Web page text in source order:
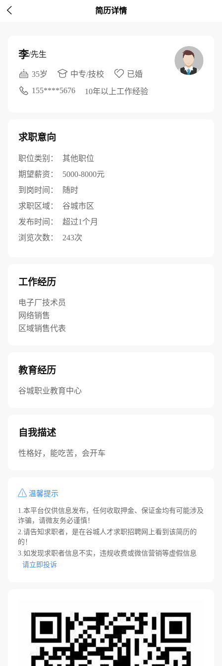
 简历详情
李/先生
35岁 中专/技校
已婚
155****5676
10年以上工作经验
求职意向
职位类别：
其他职位
期望薪资：
5000-8000元
到岗时间：
随时
求职区域：
谷城市区
发布时间：
超过1个月
浏览次数：
243次
工作经历
电子厂技术员
网络销售
区域销售代表
教育经历
谷城职业教育中心
自我描述
性格好，能吃苦，会开车
温馨提示
1.本平台仅供信息发布，任何收取押金、保证金均有可能涉及
诈骗，请微友务必谨慎！
2.请告知求职者，是在谷城人才求职招聘网上看到该简历的
的！
3.如发现求职者信息不实，违规收费或微信营销等虚假信息
请立即投诉